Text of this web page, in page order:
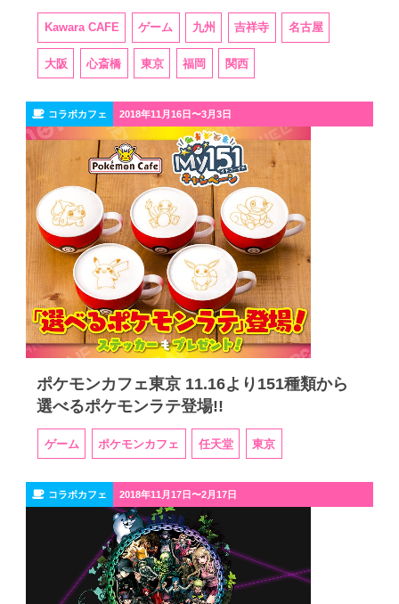
Kawara CAFE ゲーム 九州 吉祥寺 名古屋
大阪 心斎橋 東京 福岡 関西
コラボカフェ 2018年11月16日〜3月3日
ポケモンカフェ東京 11.16より151種類から
選べるポケモンラテ登場!!
ゲーム ポケモンカフェ 任天堂 東京
コラボカフェ 2018年11月17日〜2月17日